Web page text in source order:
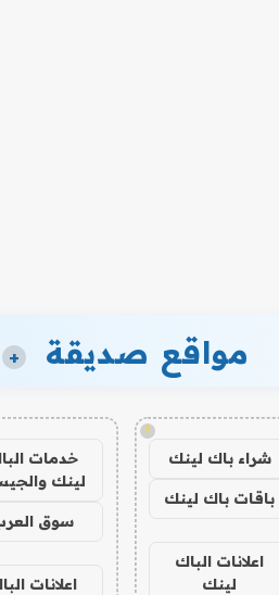
مواقع صديقة +
!
شراء باك لينك
باقات باك لينك
اعلانات الباك
لينك
خدمات
لينك
سوق
اعلانات